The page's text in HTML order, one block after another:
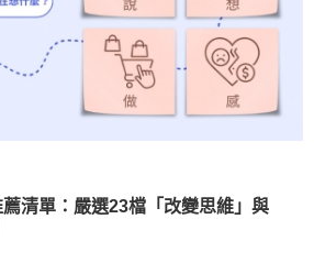
清單：嚴選23檔「改變思維」與